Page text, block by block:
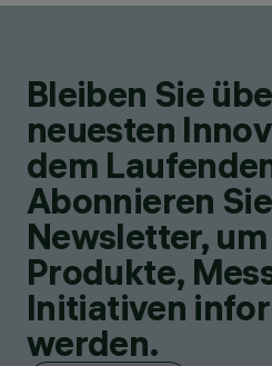
Bleiben Sie
neuesten
dem
Abonnieren
Newsletter,
Produkte,
Initiativen
werden.